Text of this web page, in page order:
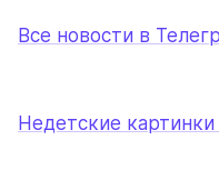
Все новости в
Недетские